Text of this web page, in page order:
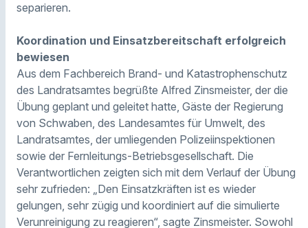
separieren.
Koordination und Einsatzbereitschaft erfolgreich
bewiesen
Aus dem Fachbereich Brand- und Katastrophenschutz
des Landratsamtes begrüßte Alfred Zinsmeister, der die
Übung geplant und geleitet hatte, Gäste der Regierung
von Schwaben, des Landesamtes für Umwelt, des
Landratsamtes, der umliegenden Polizeiinspektionen
sowie der Fernleitungs-Betriebsgesellschaft. Die
Verantwortlichen zeigten sich mit dem Verlauf der Übung
sehr zufrieden: „Den Einsatzkräften ist es wieder
gelungen, sehr zügig und koordiniert auf die simulierte
Verunreinigung zu reagieren“, sagte Zinsmeister. Sowohl